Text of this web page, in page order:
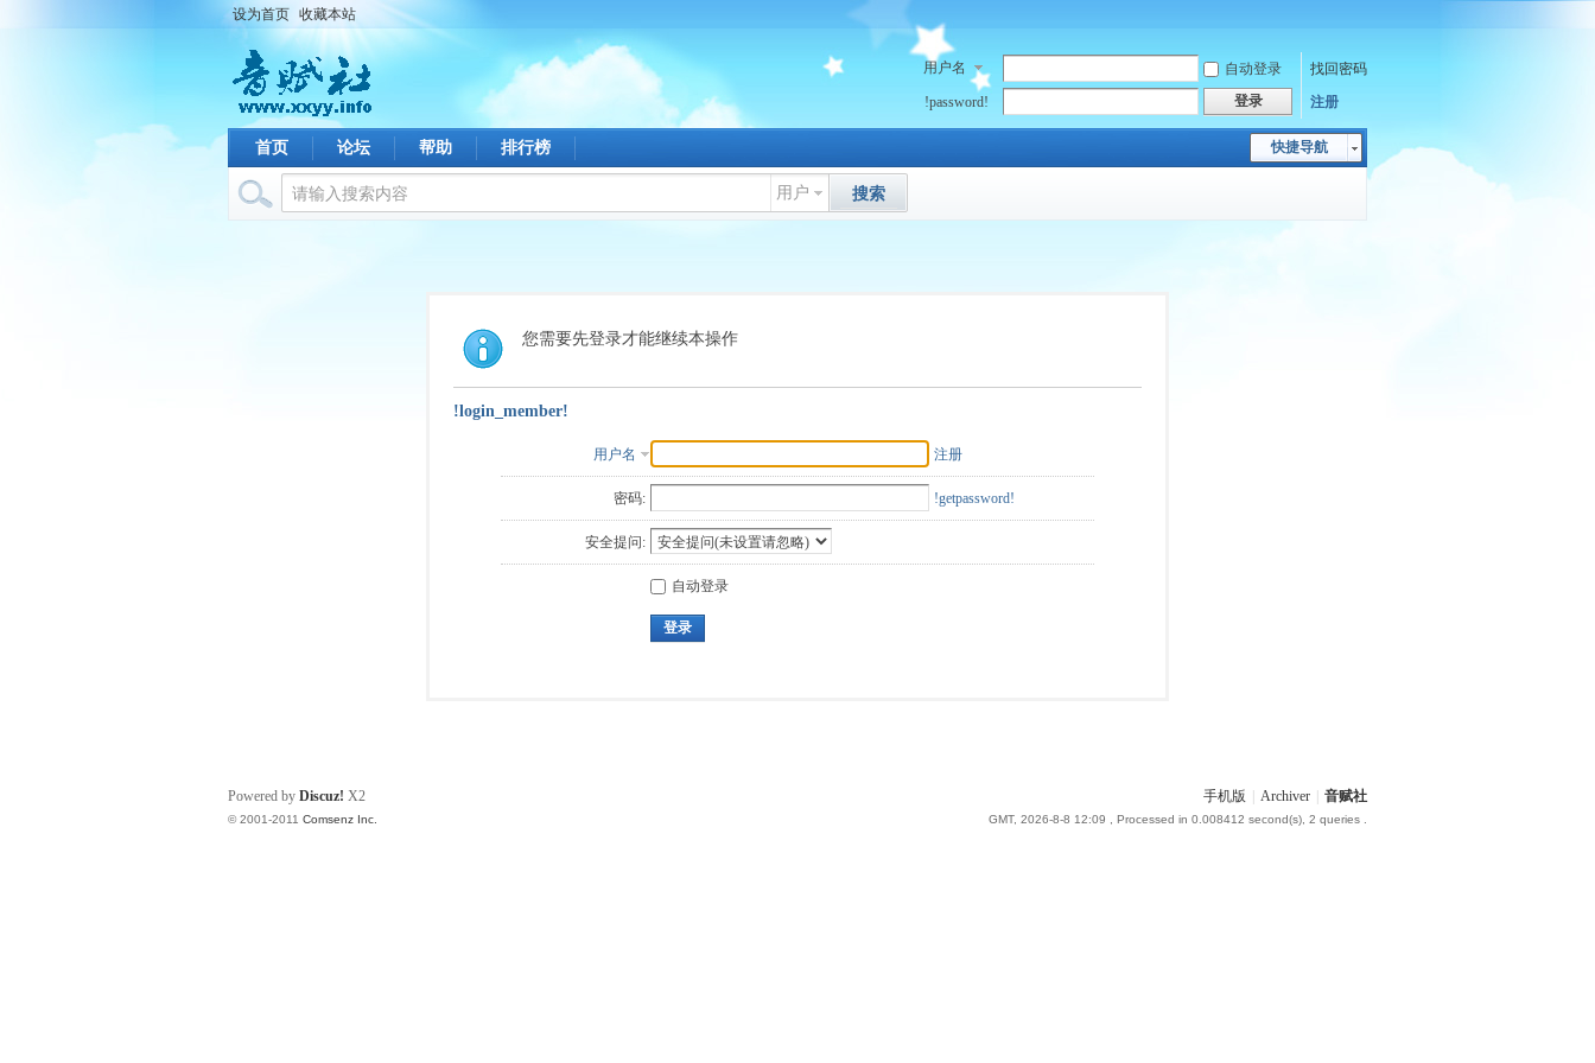
设为首页 收藏本站
用户名 自动登录
找回密码
!password!
登录 注册
快捷导航
首页 论坛 帮助 排行榜
用户 搜索
您需要先登录才能继续本操作
!login_member!
用户名 注册
密码: !getpassword!
安全提问:
自动登录
登录
手机版 Archiver 音赋社
GMT, 2026-8-8 12:09 , Processed in 0.008412 second(s), 2 queries .
Powered by Discuz! X2
© 2001-2011 Comsenz Inc.